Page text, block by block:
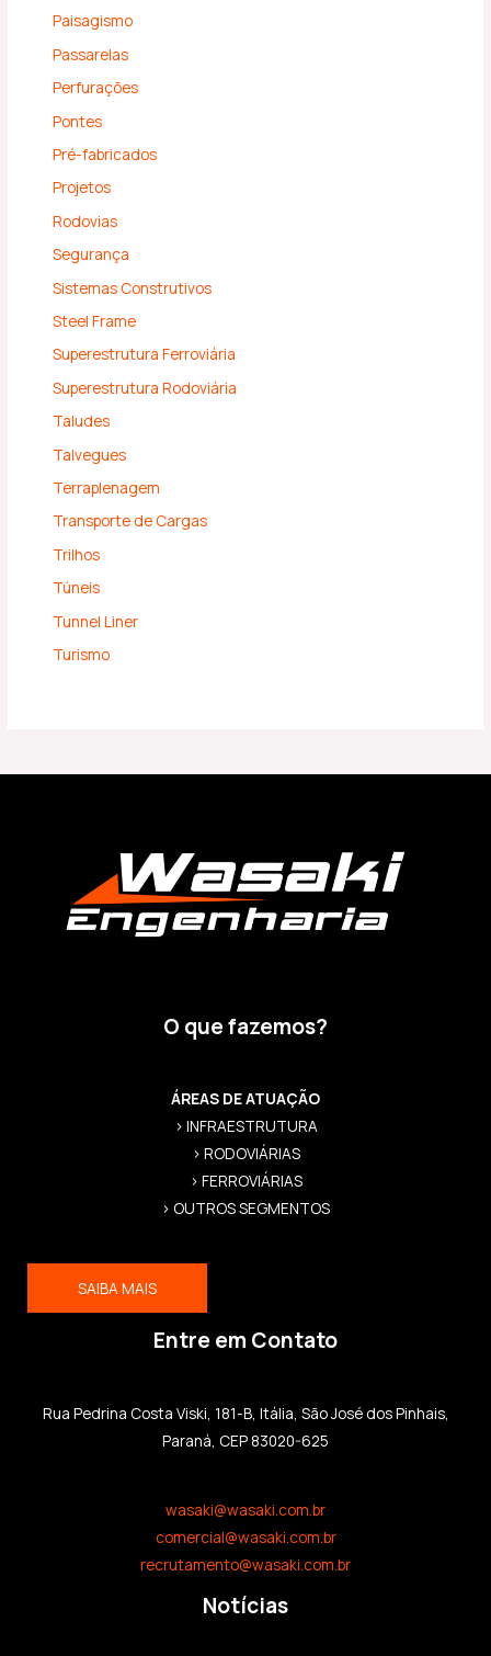
Paisagismo
Passarelas
Perfurações
Pontes
Pré-fabricados
Projetos
Rodovias
Segurança
Sistemas Construtivos
Steel Frame
Superestrutura Ferroviária
Superestrutura Rodoviária
Taludes
Talvegues
Terraplenagem
Transporte de Cargas
Trilhos
Túneis
Tunnel Liner
Turismo
O que fazemos?
ÁREAS DE ATUAÇÃO
> INFRAESTRUTURA
> RODOVIÁRIAS
> FERROVIÁRIAS
> OUTROS SEGMENTOS
SAIBA MAIS
Entre em Contato
Rua Pedrina Costa Viski, 181-B, Itália, São José dos Pinhais,
Paraná, CEP 83020-625
wasaki@wasaki.com.br
comercial@wasaki.com.br
recrutamento@wasaki.com.br
Notícias